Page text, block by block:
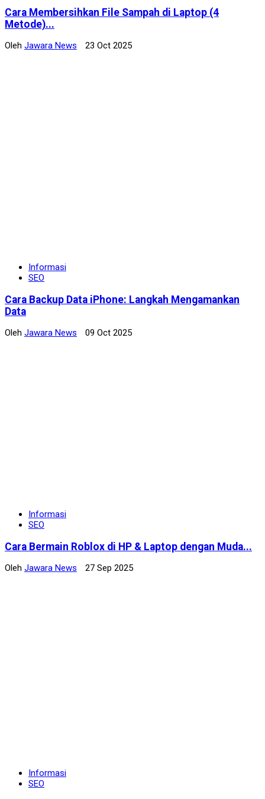
Cara Membersihkan File Sampah di Laptop (4
Metode)...
Oleh Jawara News 23 Oct 2025
Informasi
SEO
Cara Backup Data iPhone: Langkah Mengamankan
Data
Oleh Jawara News 09 Oct 2025
Informasi
SEO
Cara Bermain Roblox di HP & Laptop dengan Muda...
Oleh Jawara News 27 Sep 2025
Informasi
SEO